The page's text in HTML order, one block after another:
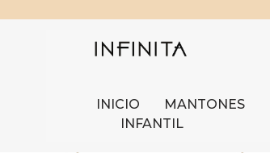
INICIO MANTONES
INFANTIL